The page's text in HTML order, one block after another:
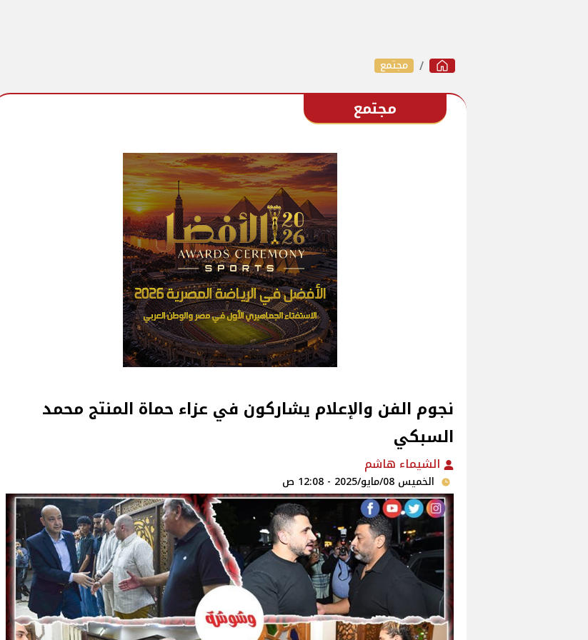
مجتمع
مجتمع
نجوم الفن والإعلام يشاركون في عزاء حماة المنتج محمد
السبكي‎
الشيماء هاشم
الخميس 08/مايو/2025 - 12:08 ص